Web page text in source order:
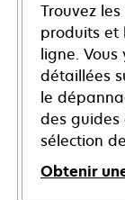
Trouvez
produits et
ligne.
détaillées
le
des
sélection
Obtenir